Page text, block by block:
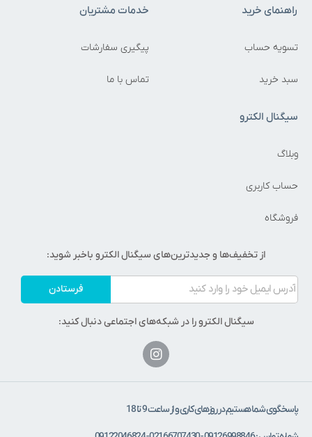
راهنمای خرید
تسویه حساب
سبد خرید
خدمات مشتریان
پیگیری سفارشات
تماس با ما
سیگنال الکترو
وبلاگ
حساب کاربری
فروشگاه
از تخفیف‌ها و جدیدترین‌های سیگنال الکترو باخبر شوید:
فرستادن
سیگنال الکترو را در شبکه‌های اجتماعی دنبال کنید:
پاسخگوی شما هستیم در روزهای کاری و از ساعت 9 تا 18